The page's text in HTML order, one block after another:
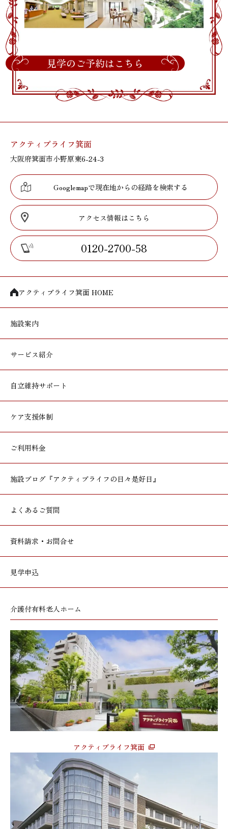
見学のご予約はこちら
アクティブライフ箕面
大阪府箕面市小野原東6-24-3
Googlemapで現在地からの経路を検索する
アクセス情報はこちら
0120-2700-58
アクティブライフ箕面 HOME
施設案内
サービス紹介
自立維持サポート
ケア支援体制
ご利用料金
施設ブログ 『アクティブライフの日々是好日』
よくあるご質問
資料請求・お問合せ
見学申込
介護付有料老人ホーム
アクティブライフ箕面